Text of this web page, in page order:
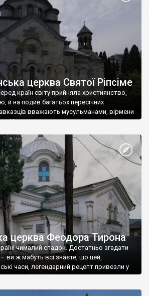
церква Святої Ріпсіме
країн світу прийняла християнство,
й на подив багатьох пересічних
кавказців вважають мусульманами, вірмени
Христа
церква Феодора Тирона
чималий спадок. Достатньо згадати
– ви ж мабуть всі знаєте, що цей,
часи, легендарний рецепт привезли у